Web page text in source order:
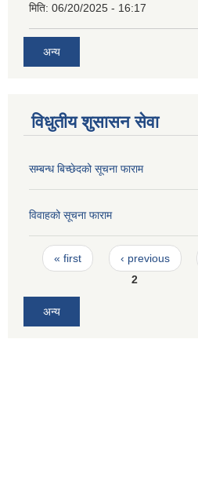
मिति: 06/20/2025 - 16:17
अन्य
विधुतीय शुसासन सेवा
सम्बन्ध बिच्छेदको सूचना फाराम
विवाहको सूचना फाराम
Pages
« first ‹ previous
2
अन्य